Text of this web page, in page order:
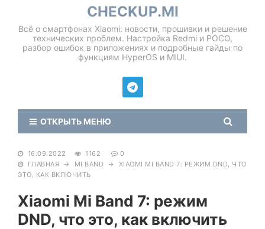
CHECKUP.MI
Всё о смартфонах Xiaomi: новости, прошивки и решение
технических проблем. Настройка Redmi и POCO,
разбор ошибок в приложениях и подробные гайды по
функциям HyperOS и MIUI.
ОТКРЫТЬ МЕНЮ
16.09.2022 1162
0
ГЛАВНАЯ → MI BAND → XIAOMI MI BAND 7: РЕЖИМ DND, ЧТО
ЭТО, КАК ВКЛЮЧИТЬ
Xiaomi Mi Band 7: режим
DND, что это, как включить